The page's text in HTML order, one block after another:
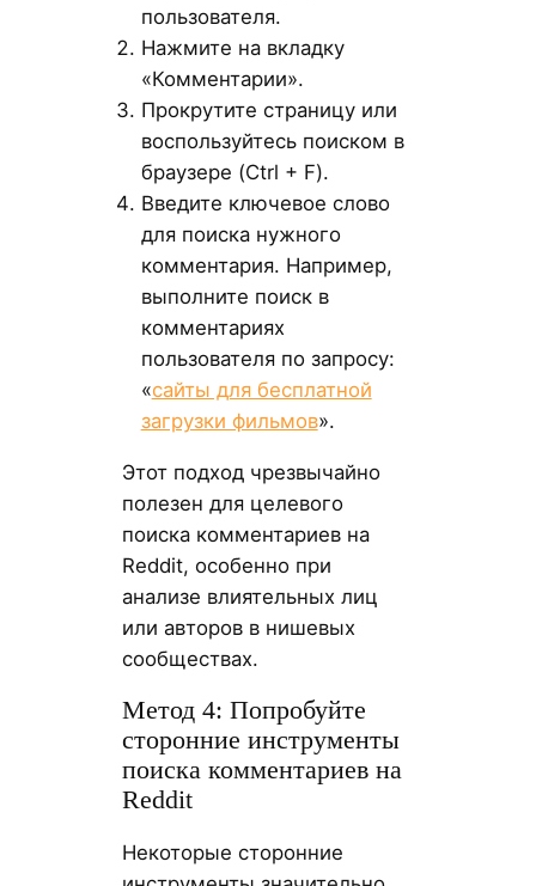
пользователя.
Нажмите на вкладку
«Комментарии».
Прокрутите страницу или
воспользуйтесь поиском в
браузере (Ctrl + F).
Введите ключевое слово
для поиска нужного
комментария. Например,
выполните поиск в
комментариях
пользователя по запросу:
«сайты для бесплатной
загрузки фильмов».
Этот подход чрезвычайно
полезен для целевого
поиска комментариев на
Reddit, особенно при
анализе влиятельных лиц
или авторов в нишевых
сообществах.
Метод 4: Попробуйте
сторонние инструменты
поиска комментариев на
Reddit
Некоторые сторонние